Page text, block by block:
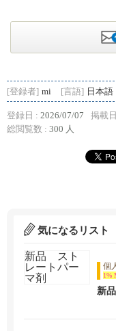
[登録者] mi [言語] 日本語
登録日 : 2026/07/07 掲載
総閲覧数 : 300 人
気になるリスト
個
1%
新